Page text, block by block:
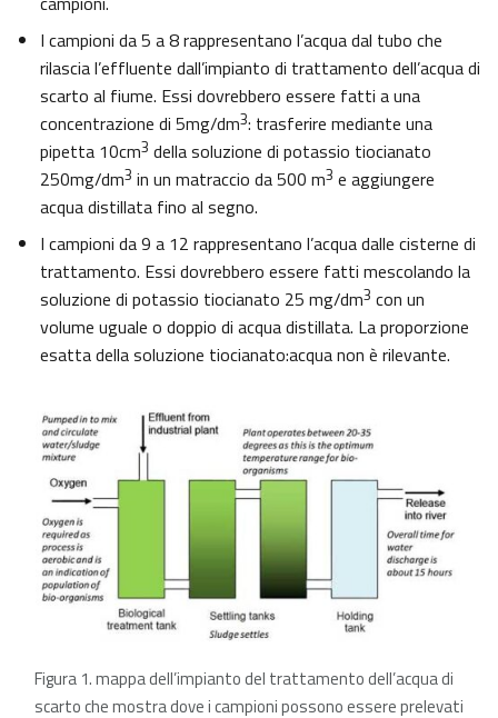
I campioni da 5 a 8 rappresentano l’acqua dal tubo che
rilascia l’effluente dall’impianto di trattamento dell’acqua di
scarto al fiume. Essi dovrebbero essere fatti a una
concentrazione di 5mg/dm3: trasferire mediante una
pipetta 10cm3 della soluzione di potassio tiocianato
250mg/dm3 in un matraccio da 500 m3 e aggiungere
acqua distillata fino al segno.
I campioni da 9 a 12 rappresentano l’acqua dalle cisterne di
trattamento. Essi dovrebbero essere fatti mescolando la
soluzione di potassio tiocianato 25 mg/dm3 con un
volume uguale o doppio di acqua distillata. La proporzione
esatta della soluzione tiocianato:acqua non è rilevante.
Figura 1. mappa dell’impianto del trattamento dell’acqua di
scarto che mostra dove i campioni possono essere prelevati